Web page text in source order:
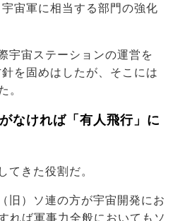
宙軍に相当する部門の強化
宇宙ステーションの運営を
を固めはしたが、そこには
。
なければ「有人飛行」に
てきた役割だ。
旧）ソ連の方が宇宙開発にお
れば軍事力全般においてもソ